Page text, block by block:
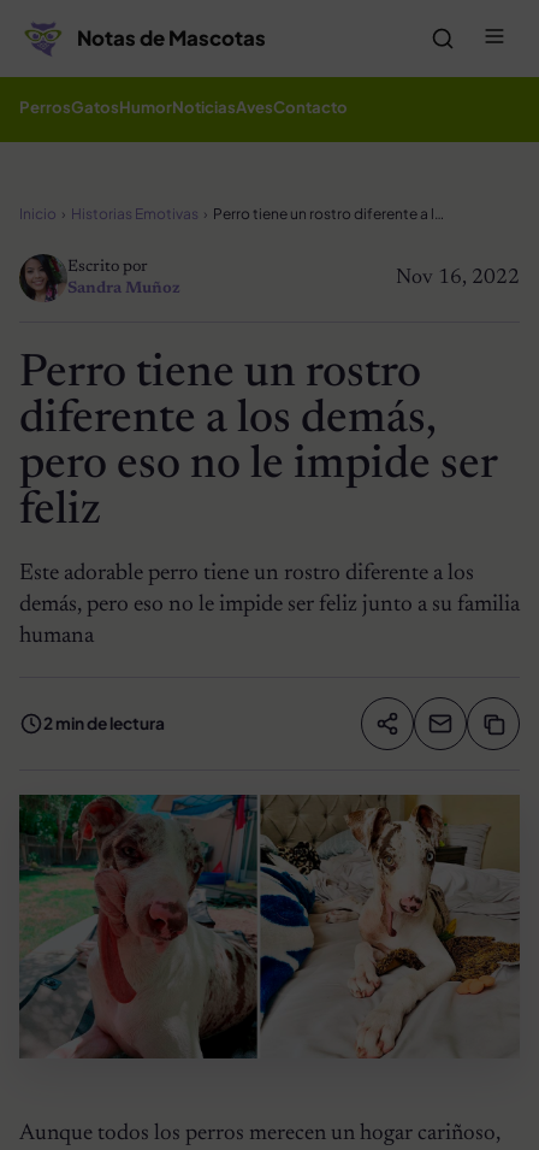
Notas de Mascotas
PerrosGatosHumorNoticiasAvesContacto
Inicio Historias Emotivas Perro tiene un rostro diferente a los demás, pero eso no le impide ser feliz
Nov 16, 2022
Escrito por
Sandra Muñoz
Perro tiene un rostro
diferente a los demás,
pero eso no le impide ser
feliz
Este adorable perro tiene un rostro diferente a los
demás, pero eso no le impide ser feliz junto a su familia
humana
2 min de lectura Compartir
Aunque todos los perros merecen un hogar cariñoso,